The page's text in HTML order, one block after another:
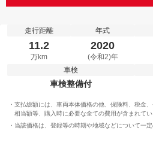
走行距離
11.2
万km
年式
2020
(令和2)年
車検
車検整備付
支払総額には、車両本体価格の他、保険料、税金
相当額等、購入時に必要な全ての費用が含まれてい
当該価格は、登録等の時期や地域などについて一